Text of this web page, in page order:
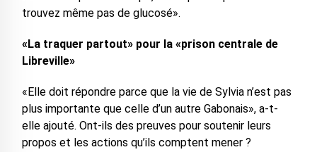
trouvez même pas de glucosé».
«La traquer partout» pour la «prison centrale de
Libreville»
«Elle doit répondre parce que la vie de Sylvia n’est pas
plus importante que celle d’un autre Gabonais», a-t-
elle ajouté. Ont-ils des preuves pour soutenir leurs
propos et les actions qu’ils comptent mener ?